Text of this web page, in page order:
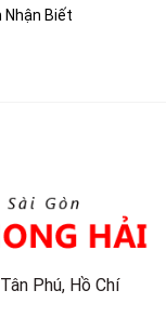
Nhận Biết
Phú, Hồ Chí